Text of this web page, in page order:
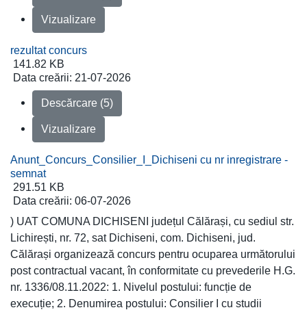
Vizualizare
rezultat concurs
141.82 KB
Data creării: 21-07-2026
Descărcare (5)
Vizualizare
Anunt_Concurs_Consilier_I_Dichiseni cu nr inregistrare -
semnat
291.51 KB
Data creării: 06-07-2026
) UAT COMUNA DICHISENI județul Călărași, cu sediul str.
Lichirești, nr. 72, sat Dichiseni, com. Dichiseni, jud.
Călărași organizează concurs pentru ocuparea următorului
post contractual vacant, în conformitate cu prevederile H.G.
nr. 1336/08.11.2022: 1. Nivelul postului: funcție de
execuție; 2. Denumirea postului: Consilier I cu studii